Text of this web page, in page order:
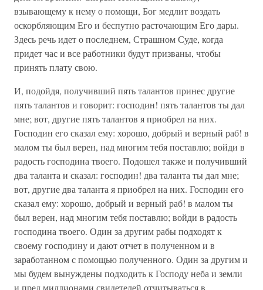
взывающему к нему о помощи, Бог медлит воздать
оскорбляющим Его и беспутно расточающим Его дары.
Здесь речь идет о последнем, Страшном Суде, когда
придет час и все работники будут призваны, чтобы
принять плату свою.
И, подойдя, получивший пять талантов принес другие
пять талантов и говорит: господин! пять талантов ты дал
мне; вот, другие пять талантов я приобрел на них.
Господин его сказал ему: хорошо, добрый и верный раб! в
малом ты был верен, над многим тебя поставлю; войди в
радость господина твоего. Подошел также и получивший
два таланта и сказал: господин! два таланта ты дал мне;
вот, другие два таланта я приобрел на них. Господин его
сказал ему: хорошо, добрый и верный раб! в малом ты
был верен, над многим тебя поставлю; войди в радость
господина твоего. Один за другим рабы подходят к
своему господину и дают отчет в полученном и в
заработанном с помощью полученного. Один за другим и
мы будем вынуждены подходить к Господу неба и земли
и пред миллионами свидетелей отчитываться в